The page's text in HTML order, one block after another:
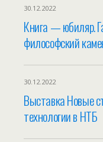
30.12.2022
Книга — юбиляр.
философский
30.12.2022
Выставка Новые
технологии в НТБ